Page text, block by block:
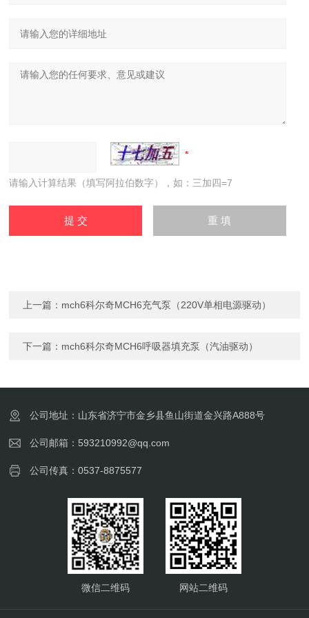
请输入计算结果（填写阿拉伯数字），如：三加四=7
上一篇： mch6科尔奇MCH6充气泵（220V单相电源驱动）
下一篇： mch6科尔奇MCH6呼吸器填充泵（汽油驱动）
公司地址：山东省济宁市金乡县鱼山街道金兴路A888号
公司邮箱：593210992@qq.com
公司传真：0537-8875577
微信二维码 网站二维码